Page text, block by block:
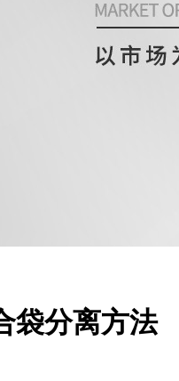
袋分离方法